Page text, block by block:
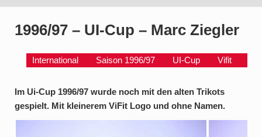
1996/97 – UI-Cup – Marc Ziegler
International Saison 1996/97 UI-Cup Vifit
Im Ui-Cup 1996/97 wurde noch mit den alten Trikots
gespielt. Mit kleinerem ViFit Logo und ohne Namen.